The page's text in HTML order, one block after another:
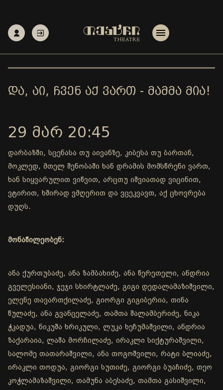
ᲓᲐ, ᲐᲘ, ᲩᲕᲔᲜ ᲐᲥ ᲕᲐᲠᲗ - ᲛᲐᲛᲛᲐ ᲛᲘᲐ!
29 ᲛᲐᲠ 20:45
დარბაზში, სცენასა თუ აივანზე, კიბესა თუ ბართან,
მოკლედ, მთელ შენობაში ხან დრამის მომსწრენი ვართ,
ხან სიყვარულით ვიწვით, არცთუ იშვიათად ვიცინით,
ვტირით, ხშირად ვმღერით და ვცეკვავთ, აქ ცხოვრება
დუღს.
მონაწილეობენ:
ანა ქურთუბაძე, ანა ზამბახიძე, ანა წერეთელი, ანდრია
გველესიანი, ჯეჯი სხირტლაძე, გიგი დედალამაზიშვილი,
ელენე თავართქილაძე, გიორგი გიგიბერია, თინა
წულაძე, ანა გვანცელაძე, თამთა შალამბერიძე, ნიკა
ჭკადუა, ნიკუშა ხრიკული, ლუკა ხეჩუმაშვილი, ანდრია
ზაქარაია, ლაშა მორჩილაძე, ირაკლი სიქტურაშვილი,
სალომე თათარაშვილი, ანა თოგოშვილი, რატი ბლიაძე,
ირაკლი თოდუა, გიორგი სუთიძე, გიორგი ბუაჩიძე, თეო
კოჭლამაზაშვილი, თამუნა აბესაძე, თამთა გასიშვილი,